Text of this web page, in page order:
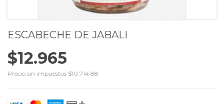
ESCABECHE DE JABALI
$12.965
Precio sin impuestos $10.714,88